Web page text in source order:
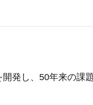
発し、50年来の課